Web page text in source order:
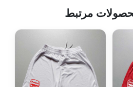
مرتبط